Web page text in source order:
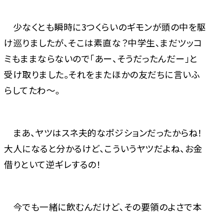
少なくとも瞬時に3つくらいのギモンが頭の中を駆
け巡りましたが、そこは素直な？中学生、まだツッコ
ミもままならないので「あー、そうだったんだー」と
受け取りました。それをまたほかの友だちに言いふ
らしてたわ～。
まあ、ヤツはスネ夫的なポジションだったからね！
大人になると分かるけど、こういうヤツだよね、お金
借りといて逆ギレするの！
今でも一緒に飲むんだけど、その要領のよさで本